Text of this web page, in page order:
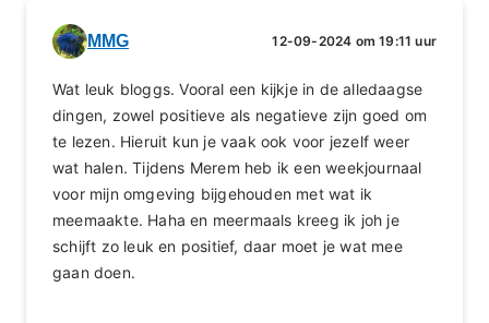
MMG 12-09-2024 om 19:11 uur
Wat leuk bloggs. Vooral een kijkje in de alledaagse
dingen, zowel positieve als negatieve zijn goed om
te lezen. Hieruit kun je vaak ook voor jezelf weer
wat halen. Tijdens Merem heb ik een weekjournaal
voor mijn omgeving bijgehouden met wat ik
meemaakte. Haha en meermaals kreeg ik joh je
schijft zo leuk en positief, daar moet je wat mee
gaan doen.